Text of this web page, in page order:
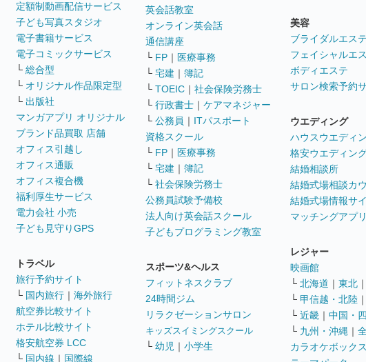
定額制動画配信サービス
子ども写真スタジオ
電子書籍サービス
電子コミックサービス
└ 総合型
└ オリジナル作品限定型
└ 出版社
マンガアプリ オリジナル
ブランド品買取 店舗
オフィス引越し
オフィス通販
オフィス複合機
福利厚生サービス
電力会社 小売
子ども見守りGPS
トラベル
旅行予約サイト
└ 国内旅行 ｜ 海外旅行
航空券比較サイト
ホテル比較サイト
格安航空券 LCC
└ 国内線 ｜ 国際線
英会話教室
オンライン英会話
通信講座
└ FP ｜ 医療事務
└ 宅建 ｜ 簿記
└ TOEIC ｜ 社会保険労務士
└ 行政書士 ｜ ケアマネジャー
└ 公務員 ｜ ITパスポート
資格スクール
└ FP ｜ 医療事務
└ 宅建 ｜ 簿記
└ 社会保険労務士
公務員試験予備校
法人向け英会話スクール
子どもプログラミング教室
スポーツ&ヘルス
フィットネスクラブ
24時間ジム
リラクゼーションサロン
キッズスイミングスクール
└ 幼児 ｜ 小学生
美容
ブライダルエス
フェイシャルエ
ボディエステ
サロン検索予約
ウエディング
ハウスウエディ
格安ウエディン
結婚相談所
結婚式場相談カ
結婚式場情報サ
マッチングアプ
レジャー
映画館
└ 北海道 ｜ 東北
└ 甲信越・北陸
└ 近畿 ｜ 中国・
└ 九州・沖縄 ｜
カラオケボック